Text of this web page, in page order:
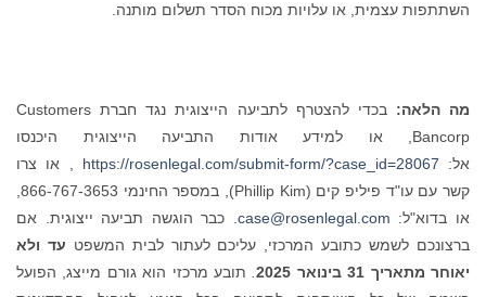
השתתפות עצמית, או עלויות מכוח הסדר תשלום מותנה.
מה הלאה:
בכדי להצטרף לתביעה הייצוגית נגד חברת Customers
Bancorp, או למידע אודות התביעה הייצוגית היכנסו
אל: https://rosenlegal.com/submit-form/?case_id=28067 , או צרו
או בדוא"ל: case@rosenlegal.com . כבר הוגשה תביעה ייצוגית. אם
ברצונכם לשמש כתובע המרכזי, עליכם לעתור לבית המשפט עד ולא
יאוחר מתאריך 31 בינואר 2025
.
תובע מרכזי הוא גורם מייצג, הפועל